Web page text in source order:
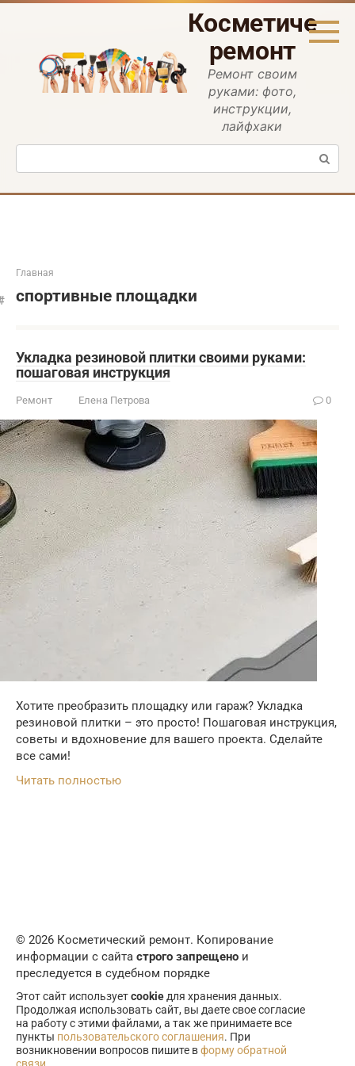
Перейти
ремонт
Ремонт своим
руками: фото,
инструкции,
лайфхаки
Поиск:
Главная
спортивные площадки
Укладка резиновой плитки своими руками:
пошаговая инструкция
Ремонт Елена Петрова 0
Хотите преобразить площадку или гараж? Укладка
резиновой плитки – это просто! Пошаговая инструкция,
советы и вдохновение для вашего проекта. Сделайте
все сами!
Читать полностью
© 2026 Косметический ремонт. Копирование
информации с сайта строго запрещено и
преследуется в судебном порядке
Этот сайт используетcookie для хранения данных.
Продолжая использовать сайт, вы даете свое согласие
на работу с этими файлами, а так же принимаете все
пункты пользовательского соглашения. При
возникновении вопросов пишите вформу обратной